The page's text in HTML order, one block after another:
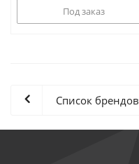
Под заказ
Список брендов